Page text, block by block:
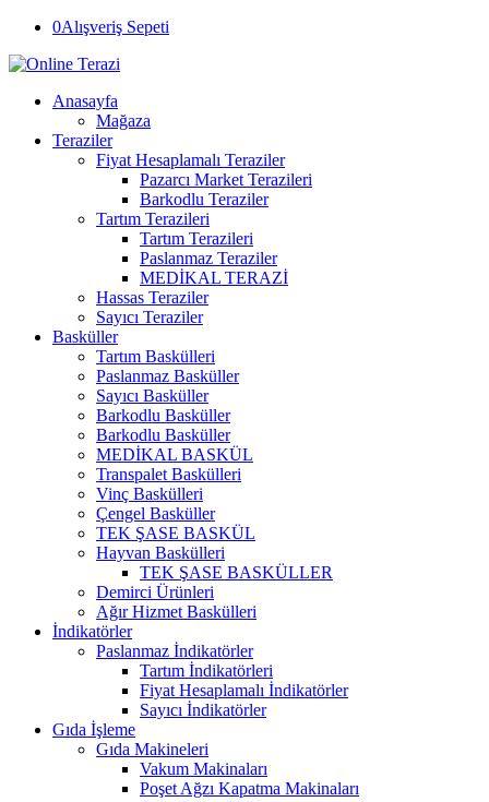
0Alışveriş Sepeti
Anasayfa
Mağaza
Teraziler
Fiyat Hesaplamalı Teraziler
Pazarcı Market Terazileri
Barkodlu Teraziler
Tartım Terazileri
Tartım Terazileri
Paslanmaz Teraziler
MEDİKAL TERAZİ
Hassas Teraziler
Sayıcı Teraziler
Basküller
Tartım Baskülleri
Paslanmaz Basküller
Sayıcı Basküller
Barkodlu Basküller
Barkodlu Basküller
MEDİKAL BASKÜL
Transpalet Baskülleri
Vinç Baskülleri
Çengel Basküller
TEK ŞASE BASKÜL
Hayvan Baskülleri
TEK ŞASE BASKÜLLER
Demirci Ürünleri
Ağır Hizmet Baskülleri
İndikatörler
Paslanmaz İndikatörler
Tartım İndikatörleri
Fiyat Hesaplamalı İndikatörler
Sayıcı İndikatörler
Gıda İşleme
Gıda Makineleri
Vakum Makinaları
Poşet Ağzı Kapatma Makinaları